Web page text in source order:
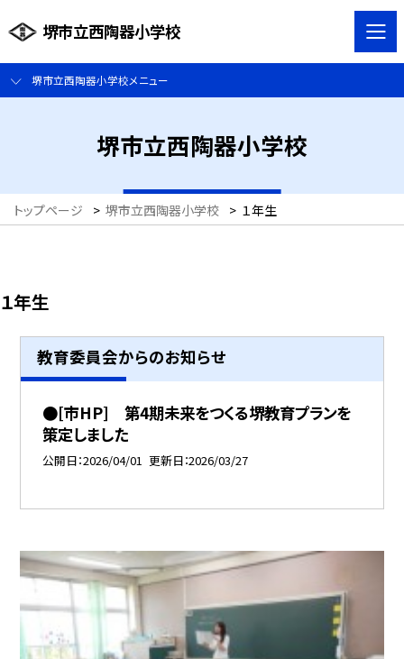
堺市立西陶器小学校
堺市立西陶器小学校メニュー
堺市立西陶器小学校
トップページ > 堺市立西陶器小学校 > １年生
１年生
教育委員会からのお知らせ
●[市HP] 第4期未来をつくる堺教育プランを
策定しました
公開日 2026/04/01 更新日 2026/03/27